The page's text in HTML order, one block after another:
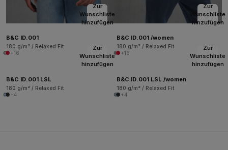
Zur
Wunschliste
hinzufügen
B&C ID.001
180 g/m² / Relaxed Fit
+16
Zur
Wunschliste
hinzufügen
B&C ID.001 /women
180 g/m² / Relaxed Fit
+16
Zur
Wunschliste
hinzufügen
B&C ID.001 LSL
180 g/m² / Relaxed Fit
+4
Zur
Wunschliste
hinzufügen
B&C ID.001 LSL /women
180 g/m² / Relaxed Fit
+4